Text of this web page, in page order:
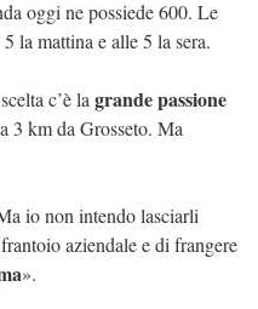
oggi ne possiede 600. Le
la mattina e alle 5 la sera.
c’è la grande passione
3 km da Grosseto. Ma
io non intendo lasciarli
aziendale e di frangere
».